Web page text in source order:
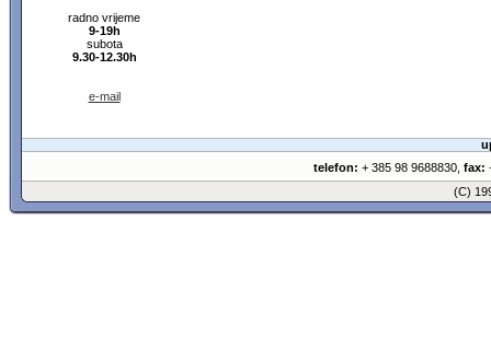
radno vrijeme
9-19h
subota
9.30-12.30h
e-mail
telefon: + 385 98 9688830, fax:
(C)